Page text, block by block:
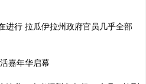
进行 拉瓜伊拉州政府官员几乎全部
嘉年华启幕